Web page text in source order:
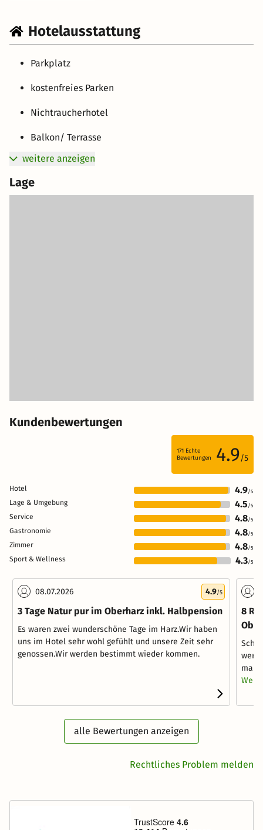
Hotelausstattung
Parkplatz
kostenfreies Parken
Nichtraucherhotel
Balkon/ Terrasse
weitere anzeigen
Lage
Kundenbewertungen
171 Echte
Bewertungen
4.9/5
Hotel 4.9/5
Lage & Umgebung 4.5 /5
Service 4.8/5
Gastronomie 4.8/5
Zimmer 4.8/5
Sport & Wellness 4.3/5
08.07.2026 4.9/5
3 Tage Natur pur im Oberharz inkl. Halbpension
Es waren zwei wunderschöne Tage im Harz.Wir haben
uns im Hotel sehr wohl gefühlt und unsere Zeit sehr
genossen.Wir werden bestimmt wieder kommen.
8
man
alle Bewertungen anzeigen
Rechtliches Problem melden